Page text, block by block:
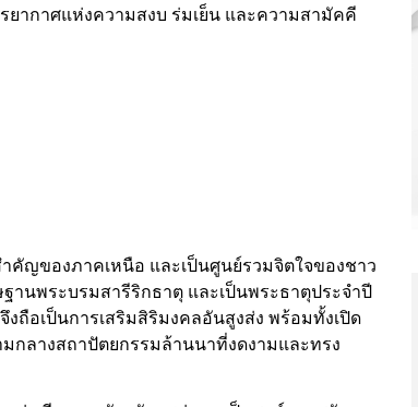
กาศแห่งความสงบ ร่มเย็น และความสามัคคี
คัญของภาคเหนือ และเป็นศูนย์รวมจิตใจของชาว
นพระบรมสารีริกธาตุ และเป็นพระธาตุประจำปี
ถือเป็นการเสริมสิริมงคลอันสูงส่ง พร้อมทั้งเปิด
ลางสถาปัตยกรรมล้านนาที่งดงามและทรง